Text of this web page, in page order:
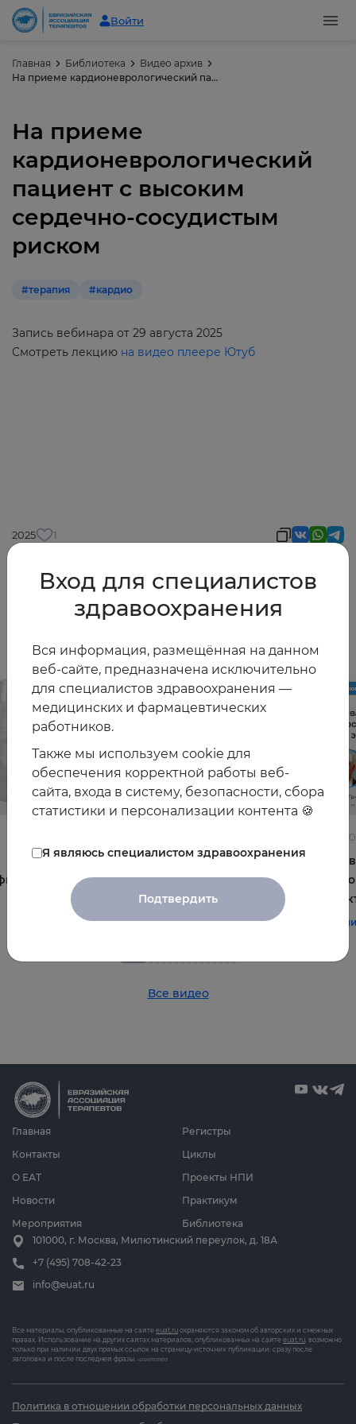
Войти
Главная Библиотека
Видео архив
На приеме кардионеврологический пациент с высоким сердечно-сосудистым риском
На приеме
кардионеврологический
пациент с высоким
сердечно-сосудистым
риском
#терапия #кардио
Запись вебинара от 29 августа 2025
Смотреть лекцию на видео плеере Ютуб
2025 1
Другие видео
Постменопауза на приёме: алгоритмы для
терапевта
#терапия #постменопауза#женское_здоровье
и
и
Все видео
Главная
О ЕАТ
Новости
Мероприятия
Циклы
Проекты НПИ
Практикум
Библиотека
Регистры
Контакты
101000, г. Москва, Милютинский переулок, д. 18А
+7 (495) 708-42-23
info@euat.ru
Все материалы, опубликованные на сайте euat.ru охраняются законом об авторских и смежных
правах. Использование на других сайтах материалов, опубликованных на сайте euat.ru, возможно
только при наличии двух прямых ссылок на страницу-источник публикации: сразу после
заголовка и после последней фразы. v202607031833
Политика в отношении обработки персональных данных
Вход для специалистов
здравоохранения
Вся информация, размещённая на данном
веб-сайте, предназначена исключительно
для специалистов здравоохранения —
медицинских и фармацевтических
работников.
Также мы используем cookie для
обеспечения корректной работы веб-
сайта, входа в систему, безопасности, сбора
статистики и персонализации контента 🍪
Я являюсь специалистом здравоохранения
Подтвердить